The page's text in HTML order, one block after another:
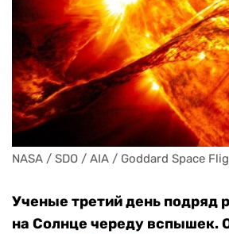
NASA / SDO / AIA / Goddard Space
Ученые третий день подряд
на Солнце череду вспышек.